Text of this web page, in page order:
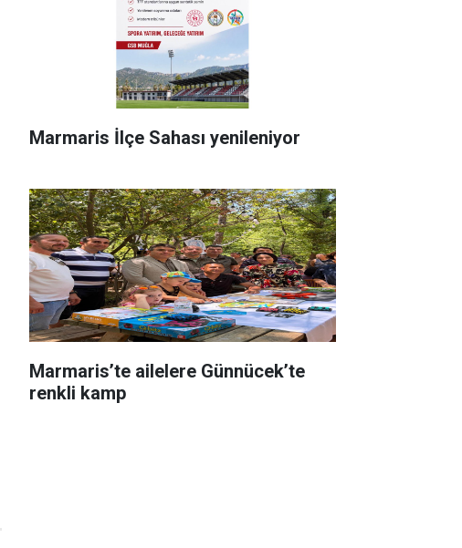
Marmaris İlçe Sahası yenileniyor
Marmaris’te ailelere Günnücek’te
renkli kamp